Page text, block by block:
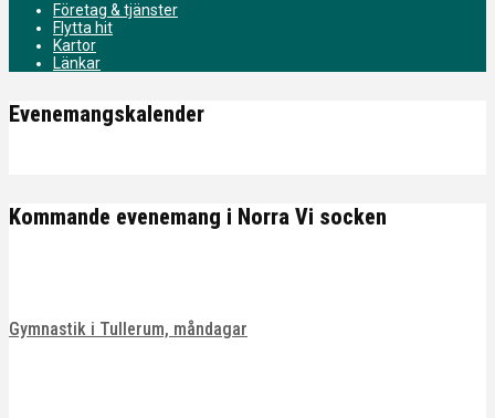
Företag & tjänster
Flytta hit
Kartor
Länkar
Evenemangskalender
Kommande evenemang i Norra Vi socken
Gymnastik i Tullerum, måndagar